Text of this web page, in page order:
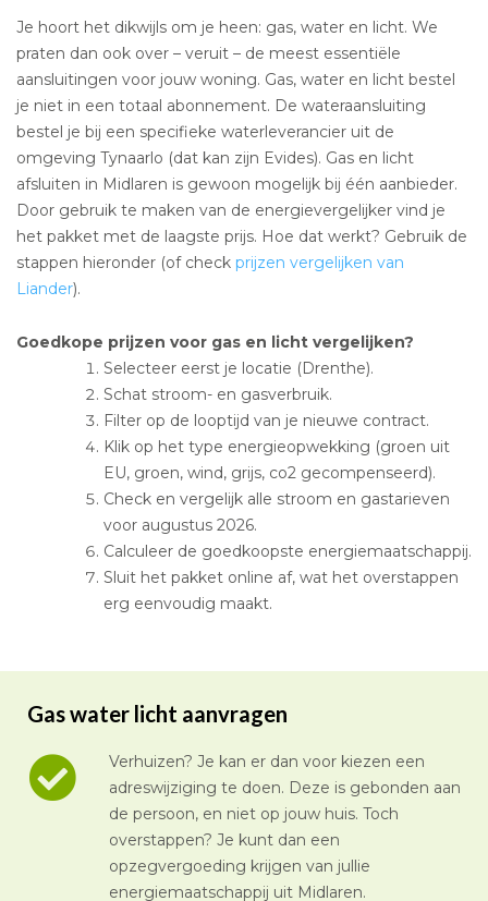
Je hoort het dikwijls om je heen: gas, water en licht. We
praten dan ook over – veruit – de meest essentiële
aansluitingen voor jouw woning. Gas, water en licht bestel
je niet in een totaal abonnement. De wateraansluiting
bestel je bij een specifieke waterleverancier uit de
omgeving Tynaarlo (dat kan zijn Evides). Gas en licht
afsluiten in Midlaren is gewoon mogelijk bij één aanbieder.
Door gebruik te maken van de energievergelijker vind je
het pakket met de laagste prijs. Hoe dat werkt? Gebruik de
stappen hieronder (of check prijzen vergelijken van
Liander).
Goedkope prijzen voor gas en licht vergelijken?
Selecteer eerst je locatie (Drenthe).
Schat stroom- en gasverbruik.
Filter op de looptijd van je nieuwe contract.
Klik op het type energieopwekking (groen uit
EU, groen, wind, grijs, co2 gecompenseerd).
Check en vergelijk alle stroom en gastarieven
voor augustus 2026.
Calculeer de goedkoopste energiemaatschappij.
Sluit het pakket online af, wat het overstappen
erg eenvoudig maakt.
Gas water licht aanvragen
Verhuizen? Je kan er dan voor kiezen een
adreswijziging te doen. Deze is gebonden aan
de persoon, en niet op jouw huis. Toch
overstappen? Je kunt dan een
opzegvergoeding krijgen van jullie
energiemaatschappij uit Midlaren.